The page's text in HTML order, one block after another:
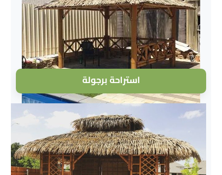
استراحة برجولة